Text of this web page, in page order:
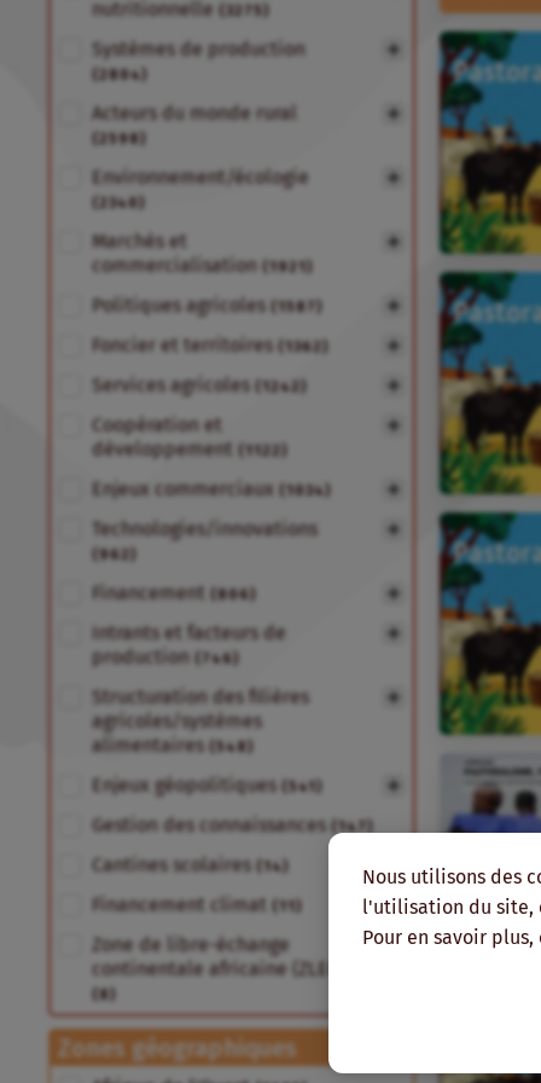
Nous utilisons des
l'utilisation du site,
Pour en savoir
nutritionnelle (3275)
Systèmes de production
(2804)
Acteurs du monde rural
(2598)
Environnement/écologie
(2340)
Marchés et
commercialisation (1921)
Politiques agricoles (1587)
Foncier et territoires (1362)
Services agricoles (1242)
Coopération et
développement
(1122)
Enjeux commerciaux (1034)
Technologies/innovations
(962)
Financement (806)
Intrants et facteurs de
production (746)
Structuration des filières
agricoles/systèmes
alimentaires (548)
Enjeux géopolitiques (541)
Gestion des connaissances (147)
Cantines scolaires (14)
Financement climat (11)
Zone de libre-échange
continentale africaine (ZLECA)
(8)
Zones géographiques